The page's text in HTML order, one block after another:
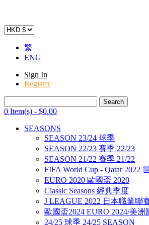
繁
ENG
Sign In
Register
0 Item(s) - $0.00
SEASONS
SEASON 23/24 球季
SEASON 22/23 賽季 22/23
SEASON 21/22 賽季 21/22
FIFA World Cup - Qatar 2022
EURO 2020 歐國盃 2020
Classic Seasons 經典季度
J LEAGUE 2022 日本職業聯
歐國盃2024 EURO 2024/美洲
24/25 球季 24/25 SEASON